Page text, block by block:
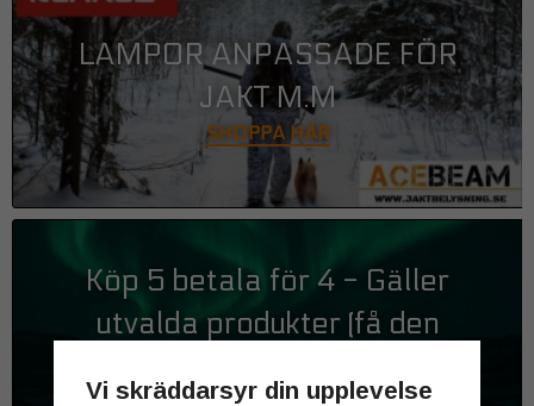
LAMPOR ANPASSADE FÖR
JAKT M.M
SHOPPA HÄR
Köp 5 betala för 4 - Gäller
utvalda produkter (få den
Vi skräddarsyr din upplevelse